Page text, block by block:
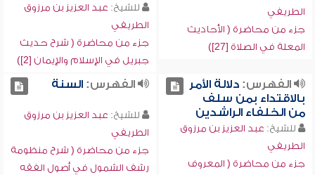
الطريفي
جزء من محاضرة ( الأحاديث
المعلة في الصلاة [27])
للشيخ: عبد العزيز بن مرزوق
الطريفي
جزء من محاضرة ( شرح حديث
جبريل في الإسلام والإيمان [2])
الفهرس:دلالة الأمر
بالاقتداء بمن سلف
من الخلفاء الراشدين
للشيخ: عبد العزيز بن مرزوق
الطريفي
جزء من محاضرة ( المعروف
الفهرس:السنة
للشيخ: عبد العزيز بن مرزوق
الطريفي
جزء من محاضرة ( شرح منظومة
رشف الشمول في أصول الفقه